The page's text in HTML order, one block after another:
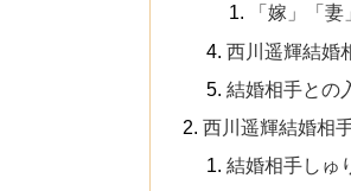
「嫁」「
西川遥輝結婚
結婚相手との
西川遥輝結婚相
結婚相手しゅ